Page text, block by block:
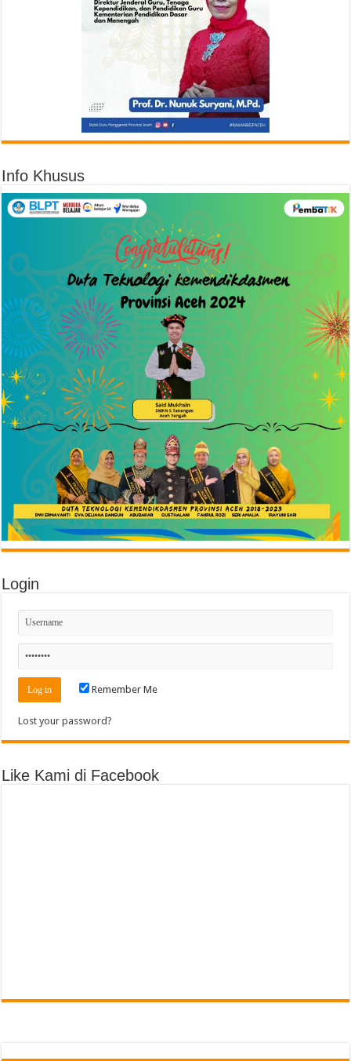
Info Khusus
Login
Remember Me
Lost your password?
Like Kami di Facebook